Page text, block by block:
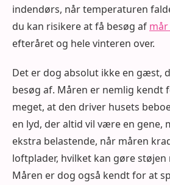
indendørs, når temperaturen
du kan risikere at få besøg af
efteråret og hele vinteren over.
Det er dog absolut ikke en gæst,
besøg af. Måren er nemlig kendt
meget, at den driver husets
en lyd, der altid vil være en gene,
ekstra belastende, når måren
loftplader, hvilket kan gøre
Måren er dog også kendt for at